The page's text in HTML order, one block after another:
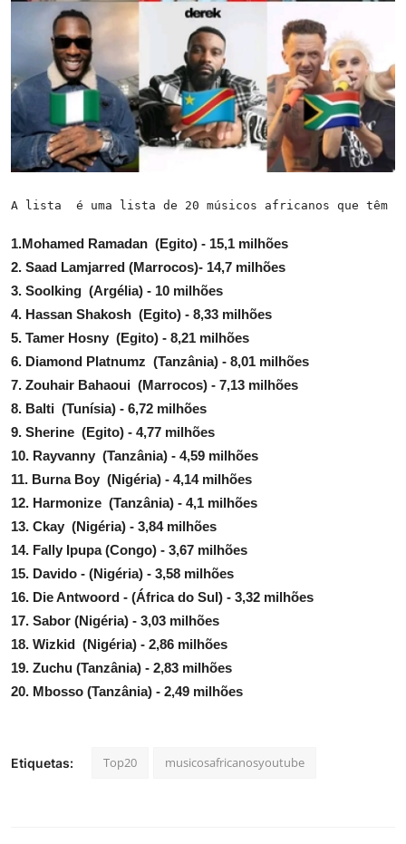
A lista  é uma lista de 20 músicos africanos que têm
1.Mohamed Ramadan (Egito) - 15,1 milhões
2. Saad Lamjarred (Marrocos)- 14,7 milhões
3. Soolking (Argélia) - 10 milhões
4. Hassan Shakosh (Egito) - 8,33 milhões
5. Tamer Hosny (Egito) - 8,21 milhões
6. Diamond Platnumz (Tanzânia) - 8,01 milhões
7. Zouhair Bahaoui (Marrocos) - 7,13 milhões
8. Balti (Tunísia) - 6,72 milhões
9. Sherine (Egito) - 4,77 milhões
10. Rayvanny (Tanzânia) - 4,59 milhões
11. Burna Boy (Nigéria) - 4,14 milhões
12. Harmonize (Tanzânia) - 4,1 milhões
13. Ckay (Nigéria) - 3,84 milhões
14. Fally Ipupa (Congo) - 3,67 milhões
15. Davido - (Nigéria) - 3,58 milhões
16. Die Antwoord - (África do Sul) - 3,32 milhões
17. Sabor (Nigéria) - 3,03 milhões
18. Wizkid (Nigéria) - 2,86 milhões
19. Zuchu (Tanzânia) - 2,83 milhões
20. Mbosso (Tanzânia) - 2,49 milhões
Etiquetas: Top20 musicosafricanosyoutube